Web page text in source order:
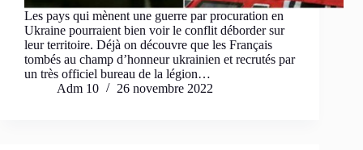
Les pays qui mènent une guerre par procuration en
Ukraine pourraient bien voir le conflit déborder sur
leur territoire. Déjà on découvre que les Français
tombés au champ d’honneur ukrainien et recrutés par
un très officiel bureau de la légion…
Adm 10
26 novembre 2022